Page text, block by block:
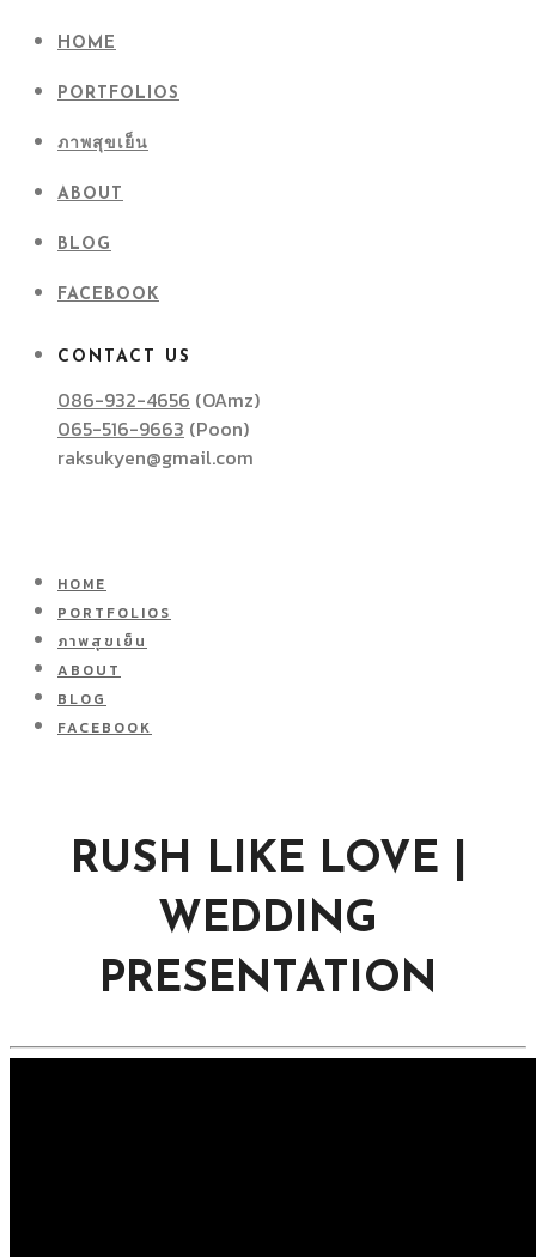
HOME
PORTFOLIOS
ภาพสุขเย็น
ABOUT
BLOG
FACEBOOK
CONTACT US
086-932-4656 (OAmz)
065-516-9663 (Poon)
raksukyen@gmail.com
HOME
PORTFOLIOS
ภาพสุขเย็น
ABOUT
BLOG
FACEBOOK
RUSH LIKE LOVE |
WEDDING
PRESENTATION